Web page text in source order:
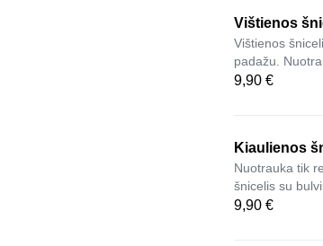
Vištienos
Vištienos
padažu.
9,90 €
Kiaulienos
Nuotrauka tik
šnicelis su
9,90 €